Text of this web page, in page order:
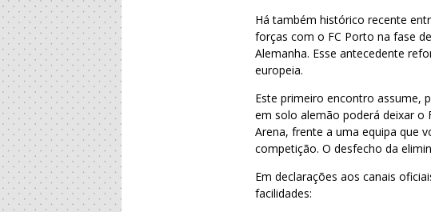
Há também histórico recente
forças com o FC Porto na fase
Alemanha. Esse antecedente
europeia.
Este primeiro encontro assume,
em solo alemão poderá deixar o
Arena, frente a uma equipa que
competição. O desfecho da
Em declarações aos canais
facilidades: